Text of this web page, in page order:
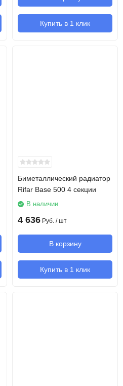
Купить в 1 клик
Биметаллический радиатор
Rifar Base 500 4 секции
В наличии
4 636 Руб. / шт
В корзину
Купить в 1 клик